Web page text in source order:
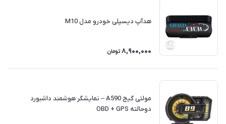
هدآپ دیسپلی خودرو مدل M10
8,900,000 تومان
مولتی گیج A590 – نمایشگر هوشمند داشبورد
دوحالته OBD + GPS